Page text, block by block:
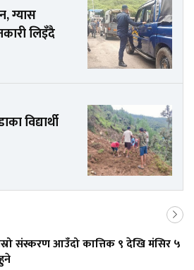
ग्यास
लिइँदै
विद्यार्थी
संस्करण आउँदो कात्तिक ९ देखि मंसिर ५